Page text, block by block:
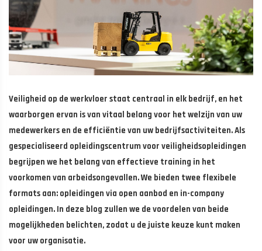
Veiligheid op de werkvloer staat centraal in elk bedrijf, en het
waarborgen ervan is van vitaal belang voor het welzijn van uw
medewerkers en de efficiëntie van uw bedrijfsactiviteiten. Als
gespecialiseerd opleidingscentrum voor veiligheidsopleidingen
begrijpen we het belang van effectieve training in het
voorkomen van arbeidsongevallen. We bieden twee flexibele
formats aan: opleidingen via open aanbod en in-company
opleidingen. In deze blog zullen we de voordelen van beide
mogelijkheden belichten, zodat u de juiste keuze kunt maken
voor uw organisatie.